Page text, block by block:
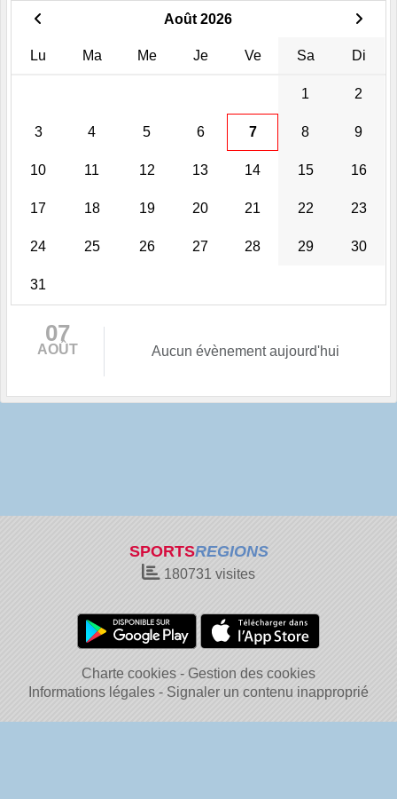
Août 2026
Lu Ma Me Je Ve Sa Di
1 2
3 4 5 6 7 8 9
10 11 12 13 14 15 16
17 18 19 20 21 22 23
24 25 26 27 28 29 30
31
07
AOÛT Aucun évènement aujourd'hui
SPORTSREGIONS
180731 visites
Charte cookies
Gestion des cookies
Informations légales
Signaler un contenu inapproprié